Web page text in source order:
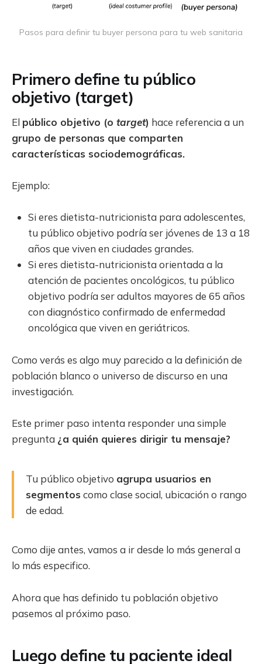
Pasos para definir tu buyer persona para tu web sanitaria
Primero define tu público
objetivo (target)
El público objetivo (o target) hace referencia a un
grupo de personas que comparten
características sociodemográficas.
Ejemplo:
Si eres dietista-nutricionista para adolescentes,
tu público objetivo podría ser jóvenes de 13 a 18
años que viven en ciudades grandes.
Si eres dietista-nutricionista orientada a la
atención de pacientes oncológicos, tu público
objetivo podría ser adultos mayores de 65 años
con diagnóstico confirmado de enfermedad
oncológica que viven en geriátricos.
Como verás es algo muy parecido a la definición de
población blanco o universo de discurso en una
investigación.
Este primer paso intenta responder una simple
pregunta ¿a quién quieres dirigir tu mensaje?
Tu público objetivo agrupa usuarios en
segmentos como clase social, ubicación o rango
de edad.
Como dije antes, vamos a ir desde lo más general a
lo más especifico.
Ahora que has definido tu población objetivo
pasemos al próximo paso.
Luego define tu paciente ideal